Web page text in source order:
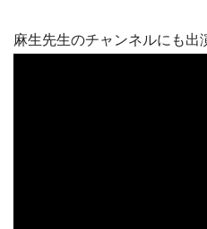
麻生先生のチャンネルにも